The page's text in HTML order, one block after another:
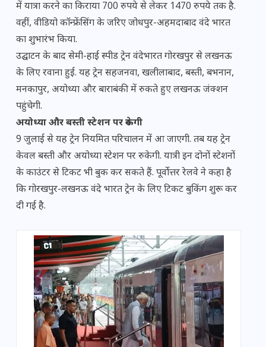
में यात्रा करने का किराया 700 रुपये से लेकर 1470 रुपये तक है.
वहीं, वीडियो कॉन्फ्रेंसिंग के जरिए जोधपुर-अहमदाबाद वंदे भारत
का शुभारंभ किया.
उद्घाटन के बाद सेमी-हाई स्पीड ट्रेन वंदेभारत गोरखपुर से लखनऊ
के लिए रवाना हुई. यह ट्रेन सहजनवा, खलीलाबाद, बस्ती, बभनान,
मनकापुर, अयोध्या और बाराबंकी में रुकते हुए लखनऊ जंक्शन
पहुंचेगी.
अयोध्या और बस्ती स्टेशन पर रुकेगी
9 जुलाई से यह ट्रेन नियमित परिचालन में आ जाएगी. तब यह ट्रेन
केवल बस्ती और अयोध्या स्टेशन पर रुकेगी. यात्री इन दोनों स्टेशनों
के काउंटर से टिकट भी बुक कर सकते हैं. पूर्वोत्तर रेलवे ने कहा है
कि गोरखपुर-लखनऊ वंदे भारत ट्रेन के लिए टिकट बुकिंग शुरू कर
दी गई है.